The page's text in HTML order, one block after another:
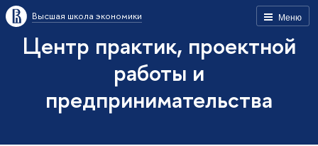
Меню
Высшая школа экономики
Центр практик, проектной
работы и
предпринимательства